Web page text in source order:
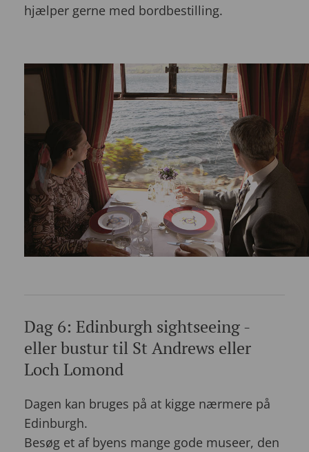
hjælper gerne med bordbestilling.
Dag 6: Edinburgh sightseeing -
eller bustur til St Andrews eller
Loch Lomond
Dagen kan bruges på at kigge nærmere på
Edinburgh.
Besøg et af byens mange gode museer, den